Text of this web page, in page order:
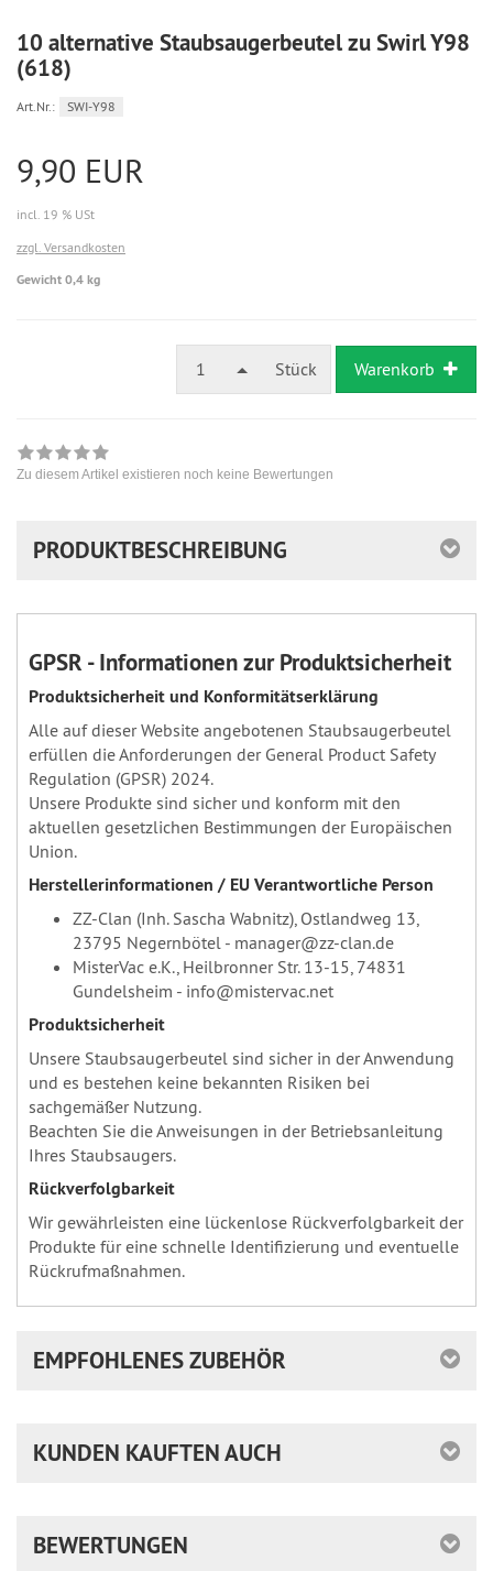
10 alternative Staubsaugerbeutel zu Swirl Y98
(618)
Art.Nr.: SWI-Y98
9,90 EUR
incl. 19 % USt
zzgl. Versandkosten
Gewicht 0,4 kg
1 Stück Warenkorb
Zu diesem Artikel existieren noch keine Bewertungen
PRODUKTBESCHREIBUNG
GPSR - Informationen zur Produktsicherheit
Produktsicherheit und Konformitätserklärung
Alle auf dieser Website angebotenen Staubsaugerbeutel
erfüllen die Anforderungen der General Product Safety
Regulation (GPSR) 2024.
Unsere Produkte sind sicher und konform mit den
aktuellen gesetzlichen Bestimmungen der Europäischen
Union.
Herstellerinformationen / EU Verantwortliche Person
ZZ-Clan (Inh. Sascha Wabnitz), Ostlandweg 13,
23795 Negernbötel - manager@zz-clan.de
MisterVac e.K., Heilbronner Str. 13-15, 74831
Gundelsheim - info@mistervac.net
Produktsicherheit
Unsere Staubsaugerbeutel sind sicher in der Anwendung
und es bestehen keine bekannten Risiken bei
sachgemäßer Nutzung.
Beachten Sie die Anweisungen in der Betriebsanleitung
Ihres Staubsaugers.
Rückverfolgbarkeit
Wir gewährleisten eine lückenlose Rückverfolgbarkeit der
Produkte für eine schnelle Identifizierung und eventuelle
Rückrufmaßnahmen.
EMPFOHLENES ZUBEHÖR
KUNDEN KAUFTEN AUCH
BEWERTUNGEN